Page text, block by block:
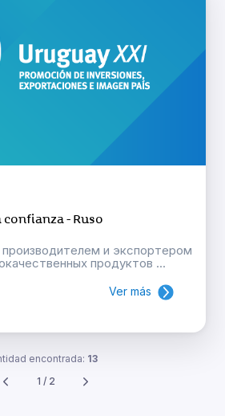
- Ruso
производителем и экспортером
продуктов ...
Ver más
encontrada: 13
1 / 2